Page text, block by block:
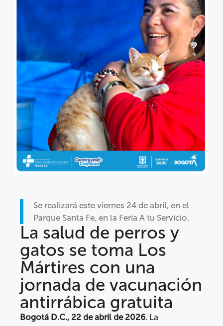
Se realizará este viernes 24 de abril, en el
Parque Santa Fe, en la Feria A tu Servicio.
La salud de perros y
gatos se toma Los
Mártires con una
jornada de vacunación
antirrábica gratuita
Bogotá D.C., 22 de abril de 2026. La